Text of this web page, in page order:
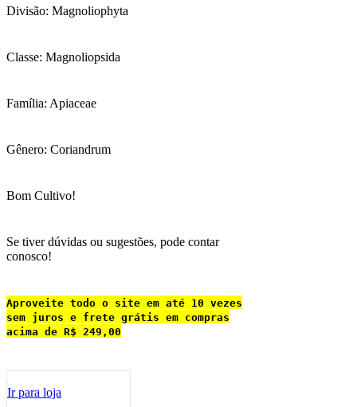
Divisão: Magnoliophyta
Classe: Magnoliopsida
Família: Apiaceae
Gênero: Coriandrum
Bom Cultivo!
Se tiver dúvidas ou sugestões, pode contar
conosco!
Aproveite todo o site em até 10 vezes
sem juros e frete grátis em compras
acima de R$ 249,00
Ir para loja